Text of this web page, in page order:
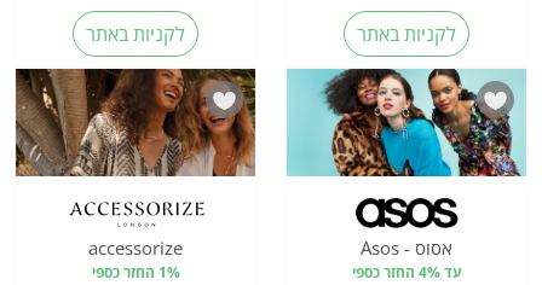
לקניות באתר לקניות באתר
אסוס - Asos
עד 4% החזר כספי
accessorize
1% החזר כספי